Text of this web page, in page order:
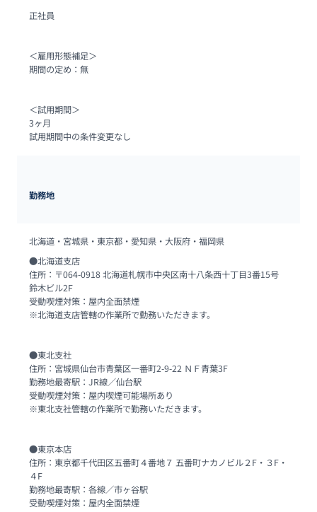
正社員
＜雇用形態補足＞
期間の定め：無
＜試用期間＞
3ヶ月
試用期間中の条件変更なし
勤務地
北海道・宮城県・東京都・愛知県・大阪府・福岡県
●北海道支店
住所：〒064-0918 北海道札幌市中央区南十八条西十丁目3番15号
鈴木ビル2F
受動喫煙対策：屋内全面禁煙
※北海道支店管轄の作業所で勤務いただきます。
●東北支社
住所：宮城県仙台市青葉区一番町2-9-22 ＮＦ青葉3F
勤務地最寄駅：JR線／仙台駅
受動喫煙対策：屋内喫煙可能場所あり
※東北支社管轄の作業所で勤務いただきます。
●東京本店
住所：東京都千代田区五番町４番地７ 五番町ナカノビル２F・３F・
４F
勤務地最寄駅：各線／市ヶ谷駅
受動喫煙対策：屋内全面禁煙